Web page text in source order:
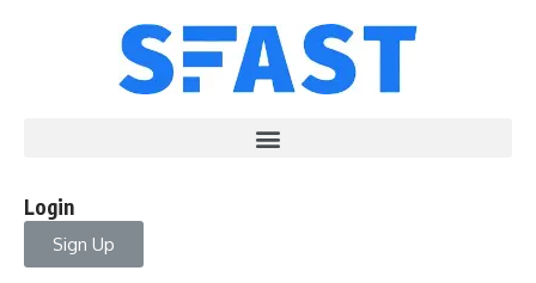
Login
Sign Up